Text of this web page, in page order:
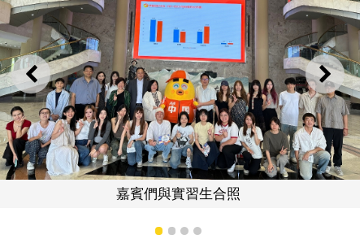
上一則 下一
代副局長李麗琼抽取目標卡
1 2 3 4